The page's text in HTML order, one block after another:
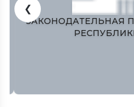
ЗАКОНОДАТЕЛЬНАЯ
❮